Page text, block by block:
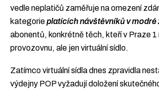
vedle neplatičů zaměřuje na omezení
kategorieplatících návštěvníků v modré
abonentů, konkrétně těch, kteří v Praze 1
provozovnu, ale jen virtuální sídlo.
Zatímco virtuální sídla dnes zpravidla
výdejny POP vyžadují doložení